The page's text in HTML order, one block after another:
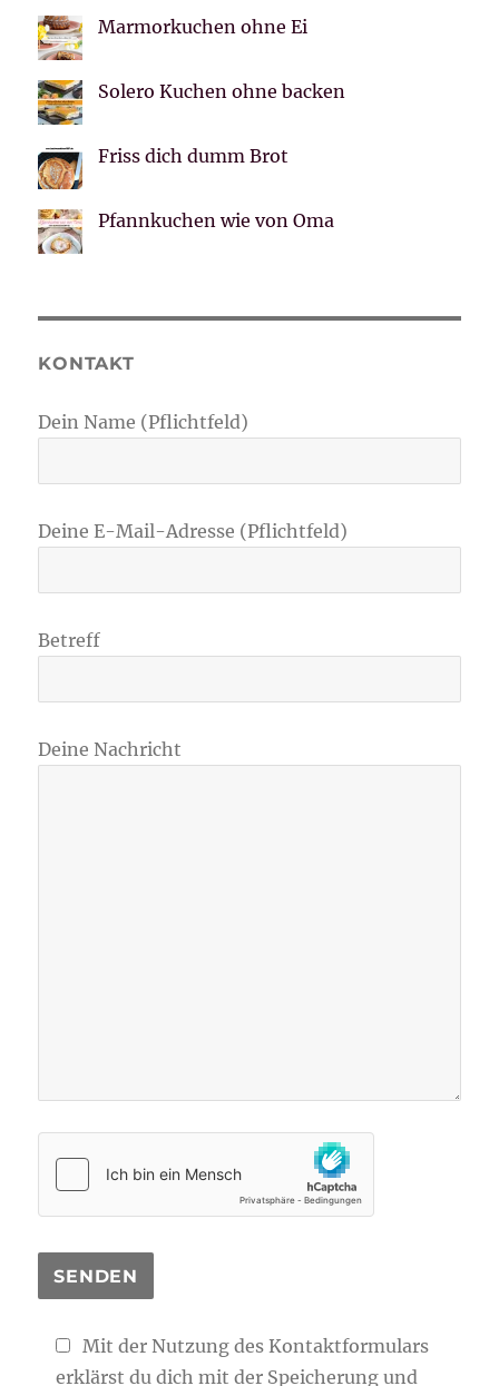
Marmorkuchen ohne Ei
Solero Kuchen ohne backen
Friss dich dumm Brot
Pfannkuchen wie von Oma
KONTAKT
Dein Name (Pflichtfeld)
Deine E-Mail-Adresse (Pflichtfeld)
Betreff
Deine Nachricht
Mit der Nutzung des Kontaktformulars
erklärst du dich mit der Speicherung und